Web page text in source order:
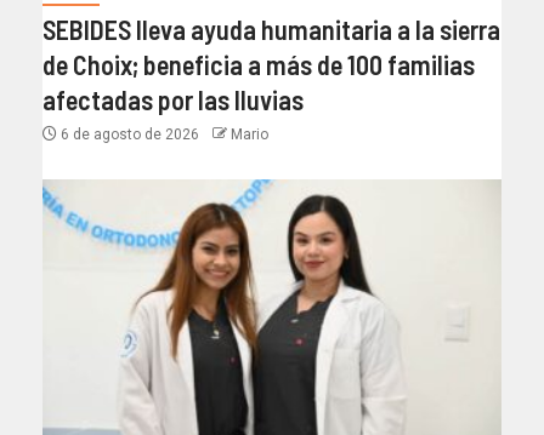
SEBIDES lleva ayuda humanitaria a la sierra
de Choix; beneficia a más de 100 familias
afectadas por las lluvias
6 de agosto de 2026 Mario